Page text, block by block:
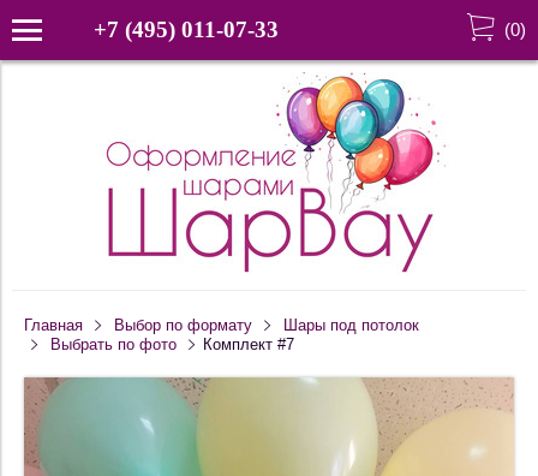
+7 (495) 011-07-33 (0)
Главная Выбор по формату
Шары под потолок
Выбрать по фото
Комплект #7